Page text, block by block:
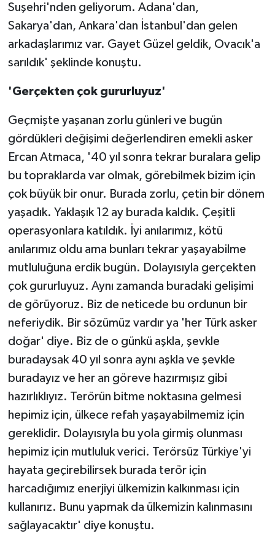
Suşehri'nden geliyorum. Adana'dan,
Sakarya'dan, Ankara'dan İstanbul'dan gelen
arkadaşlarımız var. Gayet Güzel geldik, Ovacık'a
sarıldık' şeklinde konuştu.
'Gerçekten çok gururluyuz'
Geçmişte yaşanan zorlu günleri ve bugün
gördükleri değişimi değerlendiren emekli asker
Ercan Atmaca, '40 yıl sonra tekrar buralara gelip
bu topraklarda var olmak, görebilmek bizim için
çok büyük bir onur. Burada zorlu, çetin bir dönem
yaşadık. Yaklaşık 12 ay burada kaldık. Çeşitli
operasyonlara katıldık. İyi anılarımız, kötü
anılarımız oldu ama bunları tekrar yaşayabilme
mutluluğuna erdik bugün. Dolayısıyla gerçekten
çok gururluyuz. Aynı zamanda buradaki gelişimi
de görüyoruz. Biz de neticede bu ordunun bir
neferiydik. Bir sözümüz vardır ya 'her Türk asker
doğar' diye. Biz de o günkü aşkla, şevkle
buradaysak 40 yıl sonra aynı aşkla ve şevkle
buradayız ve her an göreve hazırmışız gibi
hazırlıklıyız. Terörün bitme noktasına gelmesi
hepimiz için, ülkece refah yaşayabilmemiz için
gereklidir. Dolayısıyla bu yola girmiş olunması
hepimiz için mutluluk verici. Terörsüz Türkiye'yi
hayata geçirebilirsek burada terör için
harcadığımız enerjiyi ülkemizin kalkınması için
kullanırız. Bunu yapmak da ülkemizin kalınmasını
sağlayacaktır' diye konuştu.